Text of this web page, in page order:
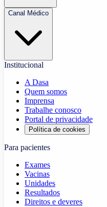
Canal Médico
Institucional
A Dasa
Quem somos
Imprensa
Trabalhe conosco
Portal de privacidade
Política de cookies
Para pacientes
Exames
Vacinas
Unidades
Resultados
Direitos e deveres